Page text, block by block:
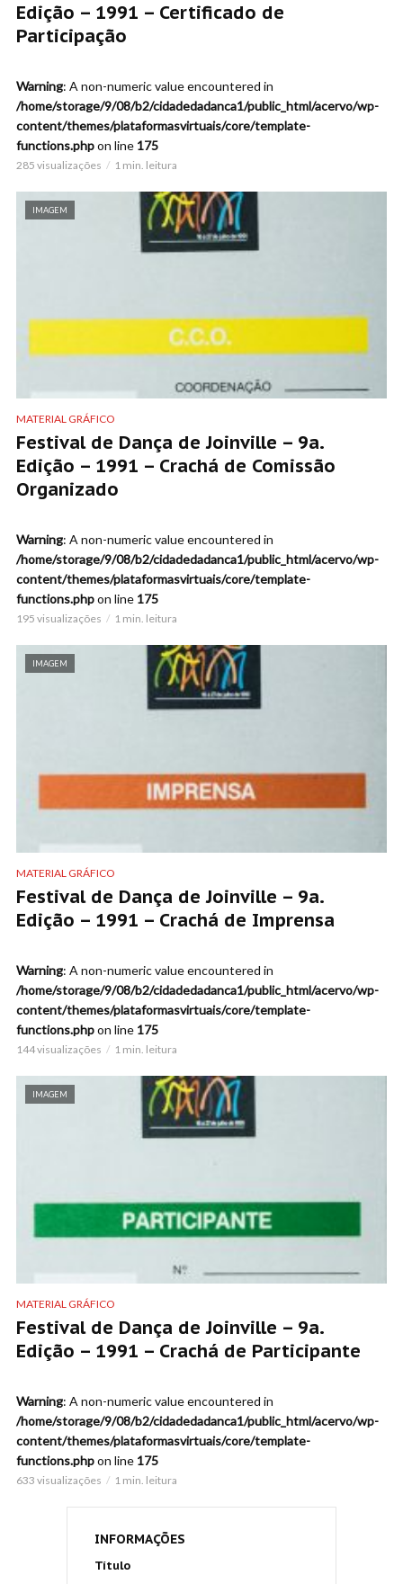
Edição – 1991 – Certificado de
Participação
Warning: A non-numeric value encountered in
/home/storage/9/08/b2/cidadedadanca1/public_html/acervo/wp-
content/themes/plataformasvirtuais/core/template-
functions.phpon line 175
285 visualizações 1 min. leitura
IMAGEM
MATERIAL GRÁFICO
Festival de Dança de Joinville – 9a.
Edição – 1991 – Crachá de Comissão
Organizado
Warning: A non-numeric value encountered in
/home/storage/9/08/b2/cidadedadanca1/public_html/acervo/wp-
content/themes/plataformasvirtuais/core/template-
functions.phpon line 175
195 visualizações 1 min. leitura
IMAGEM
MATERIAL GRÁFICO
Festival de Dança de Joinville – 9a.
Edição – 1991 – Crachá de Imprensa
Warning: A non-numeric value encountered in
/home/storage/9/08/b2/cidadedadanca1/public_html/acervo/wp-
content/themes/plataformasvirtuais/core/template-
functions.phpon line 175
144 visualizações 1 min. leitura
IMAGEM
MATERIAL GRÁFICO
Festival de Dança de Joinville – 9a.
Edição – 1991 – Crachá de Participante
Warning: A non-numeric value encountered in
/home/storage/9/08/b2/cidadedadanca1/public_html/acervo/wp-
content/themes/plataformasvirtuais/core/template-
functions.phpon line 175
633 visualizações 1 min. leitura
INFORMAÇÕES
Título